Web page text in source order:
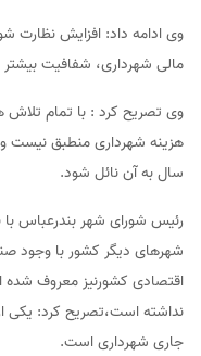
وی ادامه داد: افزایش نظارت
مالی شهرداری، شفافیت
وی تصریح کرد : با تمام تلاش
هزینه شهرداری منطبق نیست
سال به آن نائل شود.
رئیس شورای شهر بندرعباس با
شهرهای دیگر کشور با وجود
اقتصادی کشورنیز معروف شده
نداشته است،تصریح کرد: یکی
جاری شهرداری است.